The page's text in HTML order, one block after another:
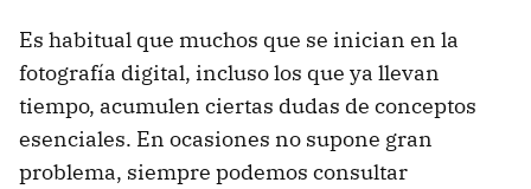
Es habitual que muchos que se inician en la
fotografía digital, incluso los que ya llevan
tiempo, acumulen ciertas dudas de conceptos
esenciales. En ocasiones no supone gran
problema, siempre podemos consultar